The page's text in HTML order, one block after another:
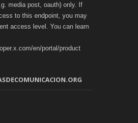
media post, oauth) only. If
to this endpoint, you may
access level. You can learn
en/portal/product